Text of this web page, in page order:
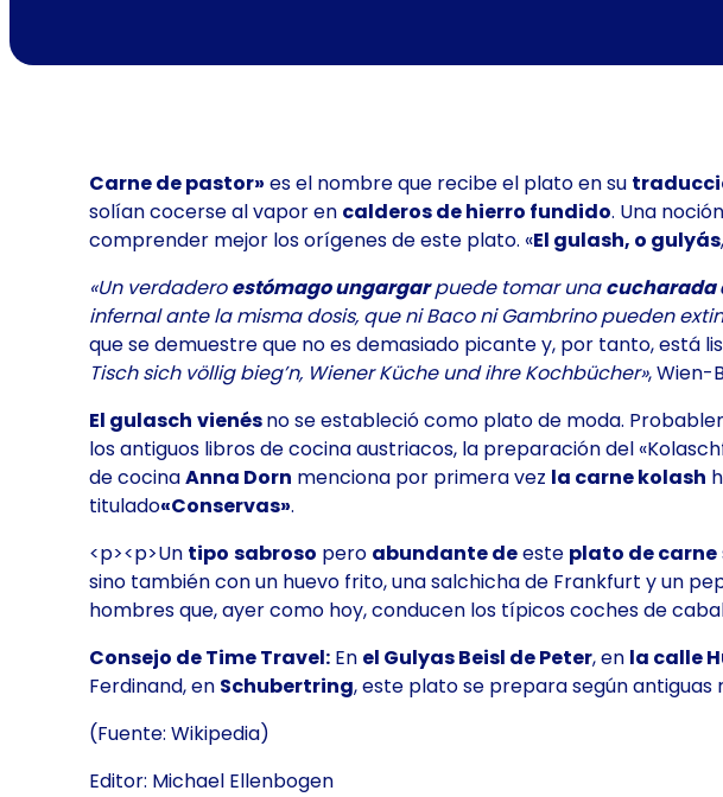
Carne de pastor» es el nombre que recibe el plato en su
solían cocerse al vapor en calderos de hierro fundido. Una
comprender mejor los orígenes de este plato. «El gulash, o gulyás
«Un verdaderoestómago ungargarpuede tomar unacucharada
infernal ante la misma dosis, que ni Baco ni Gambrino pueden
que se demuestre que no es demasiado picante y, por tanto, está
Tisch sich völlig bieg’n, Wiener Küche und ihre Kochbücher», Wien-
El gulasch vienésno se estableció como plato de moda.
los antiguos libros de cocinaaustriacos, la preparación del
de cocinaAnna Dorn menciona por primera vez la carne kolash
titulado«Conservas».
<p><p>Un tipo sabroso pero abundante deeste plato de carne
sino también con un huevo frito, una salchicha de Frankfurt y un
hombres que, ayer como hoy, conducen los típicos coches de
Consejo de Time Travel: En el Gulyas Beisl de Peter, en la calle
Ferdinand, en Schubertring, este plato se prepara según antiguas
(Fuente: Wikipedia)
Editor: Michael Ellenbogen